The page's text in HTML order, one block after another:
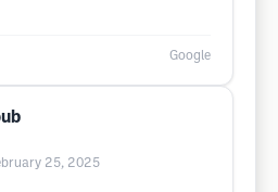
Google
25, 2025